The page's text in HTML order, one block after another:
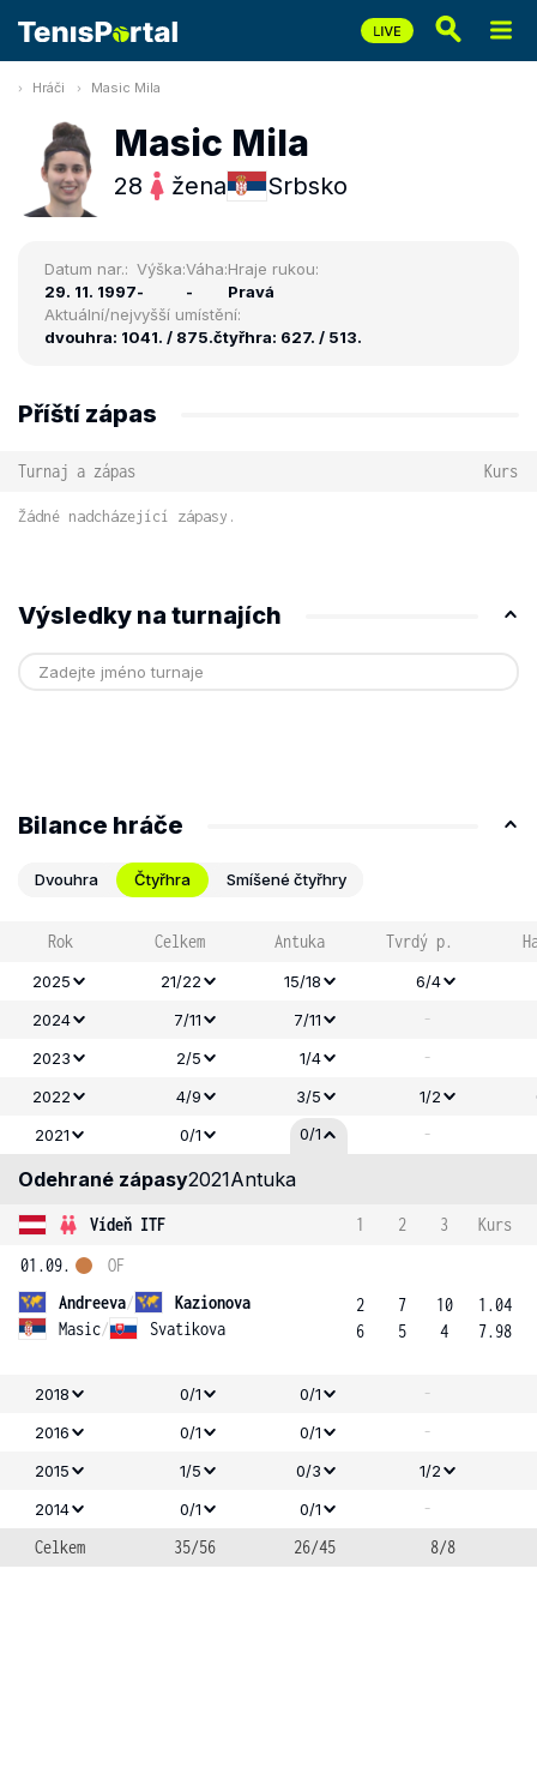
Hráči Masic Mila
Masic Mila
28 žena Srbsko
Datum nar.:
29. 11. 1997
Výška:
-
Váha:
-
Hraje rukou:
Pravá
Aktuální/nejvyšší umístění:
dvouhra: 1041. / 875.čtyřhra: 627. / 513.
Příští zápas
Turnaj a zápas Kurs
Žádné nadcházející zápasy.
Výsledky na turnajích
Bilance hráče
Dvouhra Čtyřhra Smíšené čtyřhry
Rok Celkem Antuka Tvrdý p.
2025 21/22 15/18
6/4
2024
7/11 7/11 -
2023 2/5 1/4 -
2022 4/9 3/5 1/2
2021
0/1 0/1 -
Odehrané zápasy2021Antuka
Vídeň ITF 1 2 3
Kurs
01.09.
Andreeva/
Kazionova
Masic/ Svatikova
OF
2
6
7
5
10
4
1.04
7.98
2018 0/1 0/1 -
2016 0/1 0/1 -
2015 1/5 0/3
1/2
2014
0/1 0/1
-
Celkem
35/56 26/45 8/8